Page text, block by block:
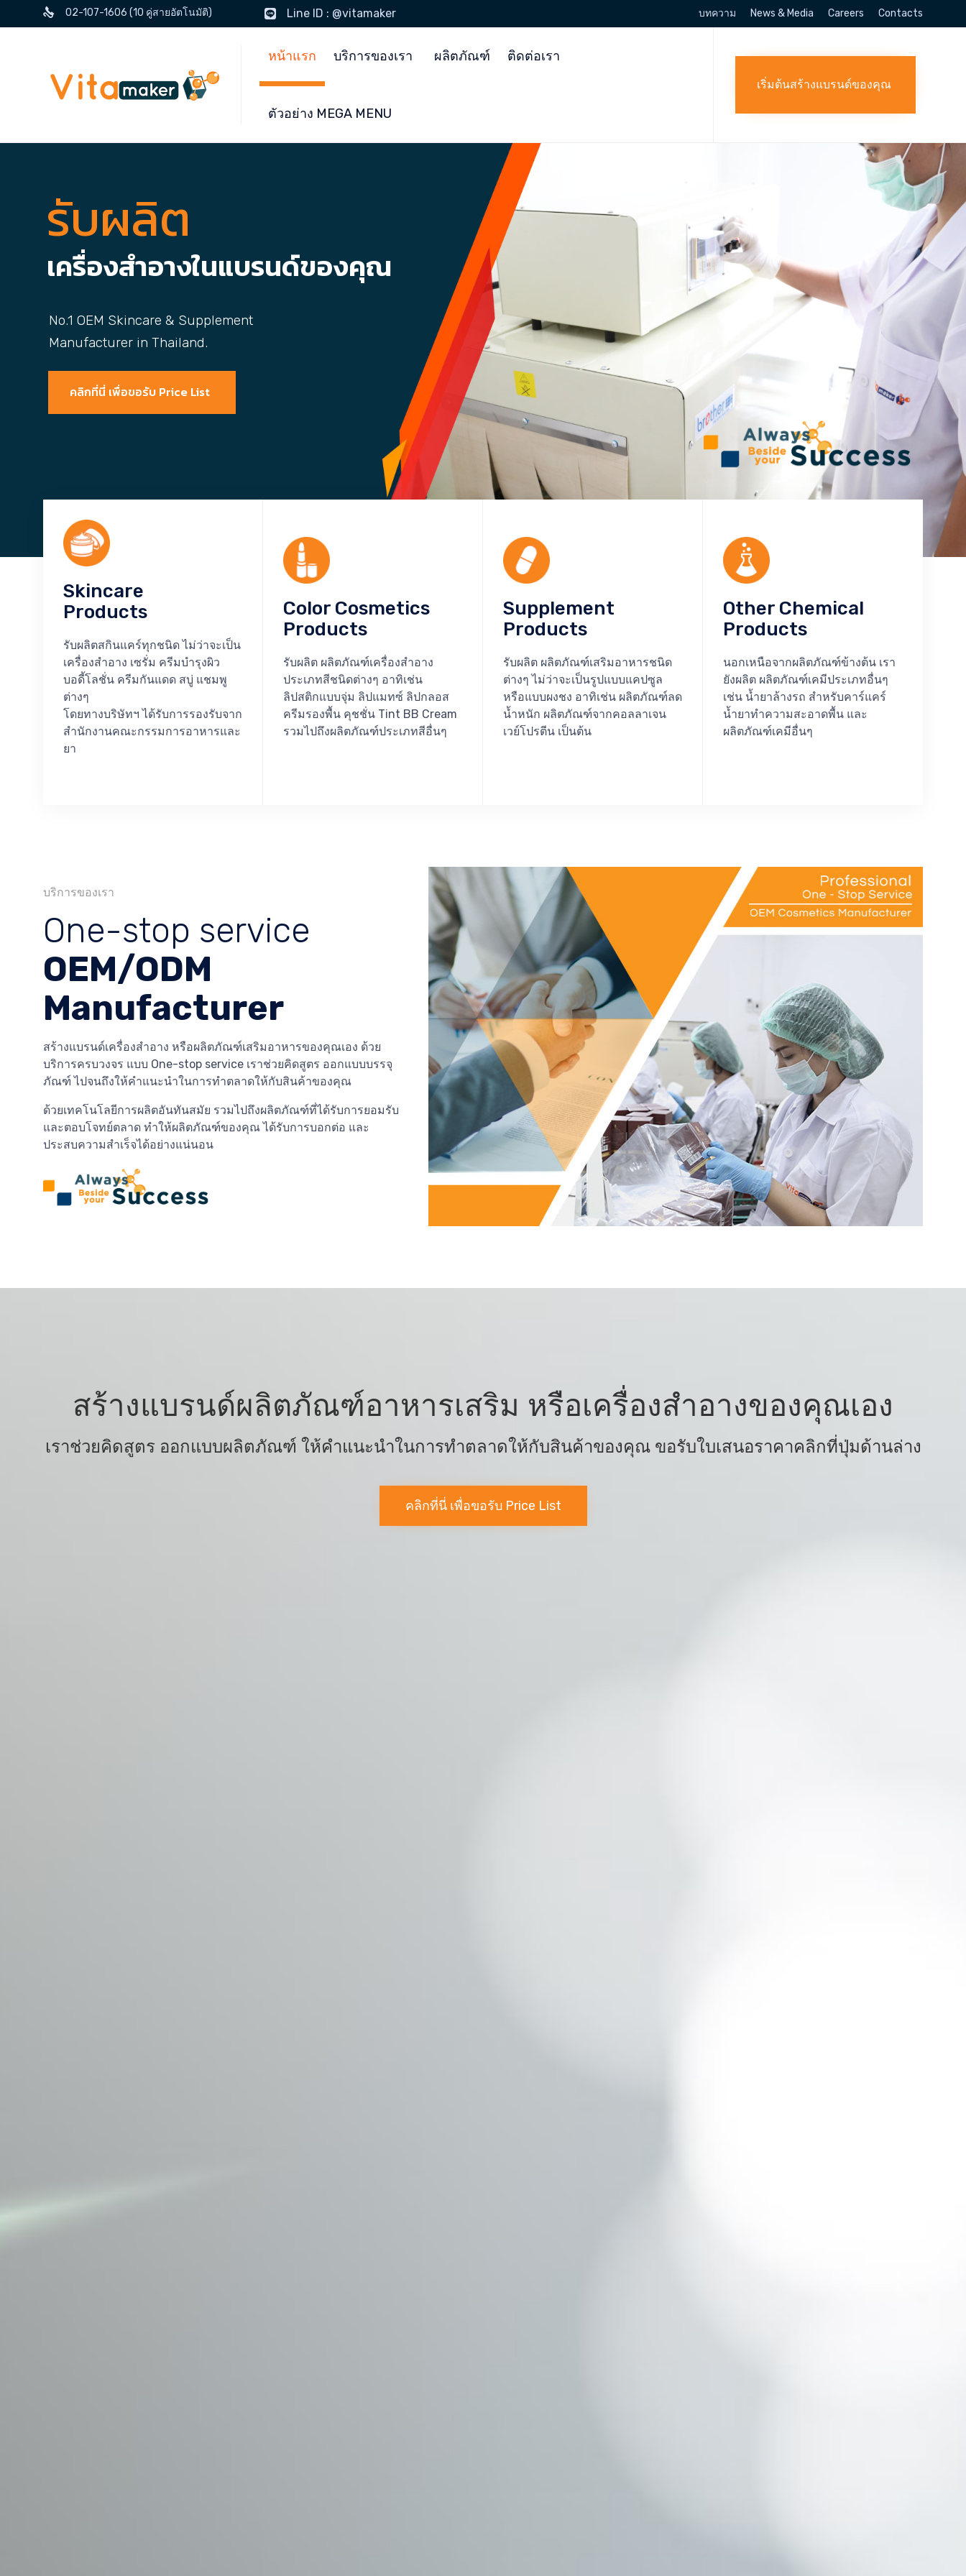
02-107-1606 (10 คู่สายอัตโนมัติ) Line ID : @vitamaker บทความ News & Media Careers Contacts
หน้าแรก บริการของเรา ผลิตภัณฑ์ ติดต่อเรา
ตัวอย่าง MEGA MENU
เริ่มต้นสร้างแบรนด์ของคุณ
รับผลิต
เครื่องสำอางในแบรนด์ของคุณ
No.1 OEM Skincare & Supplement
Manufacturer in Thailand.
คลิกที่นี่ เพื่อขอรับ Price List
Skincare
Products
รับผลิตสกินแคร์ทุกชนิด ไม่ว่าจะเป็น
เครื่องสำอาง เซรั่ม ครีมบำรุงผิว
บอดี้โลชั่น ครีมกันแดด สบู่ แชมพู
ต่างๆ
โดยทางบริษัทฯ ได้รับการรองรับจาก
สำนักงานคณะกรรมการอาหารและ
ยา
Color Cosmetics
Products
รับผลิต ผลิตภัณฑ์เครื่องสำอาง
ประเภทสีชนิดต่างๆ อาทิเช่น
ลิปสติกแบบจุ่ม ลิปแมทซ์ ลิปกลอส
ครีมรองพื้น คุชชั่น Tint BB Cream
รวมไปถึงผลิตภัณฑ์ประเภทสีอื่นๆ
Supplement
Products
รับผลิต ผลิตภัณฑ์เสริมอาหารชนิด
ต่างๆ ไม่ว่าจะเป็นรูปแบบแคปซูล
หรือแบบผงชง อาทิเช่น ผลิตภัณฑ์ลด
น้ำหนัก ผลิตภัณฑ์จากคอลลาเจน
เวย์โปรตีน เป็นต้น
Other Chemical
Products
นอกเหนือจากผลิตภัณฑ์ข้างต้น เรา
ยังผลิต ผลิตภัณฑ์เคมีประเภทอื่นๆ
เช่น น้ำยาล้างรถ สำหรับคาร์แคร์
น้ำยาทำความสะอาดพื้น และ
ผลิตภัณฑ์เคมีอื่นๆ
บริการของเรา
One-stop service
OEM/ODM
Manufacturer
สร้างแบรนด์เครื่องสำอาง หรือผลิตภัณฑ์เสริมอาหารของคุณเอง ด้วย
บริการครบวงจร แบบ One-stop service เราช่วยคิดสูตร ออกแบบบรรจุ
ภัณฑ์ ไปจนถึงให้คำแนะนำในการทำตลาดให้กับสินค้าของคุณ
ด้วยเทคโนโลยีการผลิตอันทันสมัย รวมไปถึงผลิตภัณฑ์ที่ได้รับการยอมรับ
และตอบโจทย์ตลาด ทำให้ผลิตภัณฑ์ของคุณ ได้รับการบอกต่อ และ
ประสบความสำเร็จได้อย่างแน่นอน
สร้างแบรนด์ผลิตภัณฑ์อาหารเสริม หรือเครื่องสำอางของคุณเอง
เราช่วยคิดสูตร ออกแบบผลิตภัณฑ์ ให้คำแนะนำในการทำตลาดให้กับสินค้าของคุณ ขอรับใบเสนอราคาคลิกที่ปุ่มด้านล่าง
คลิกที่นี่ เพื่อขอรับ Price List